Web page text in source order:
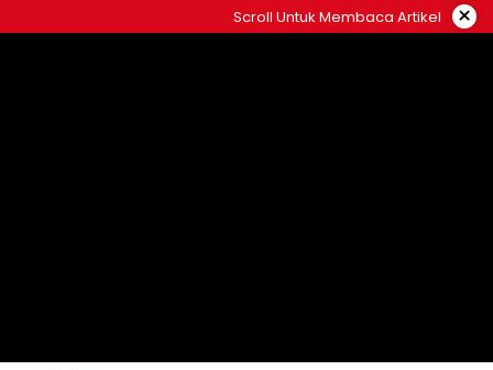
to
Scroll Untuk Membaca Artikel ×